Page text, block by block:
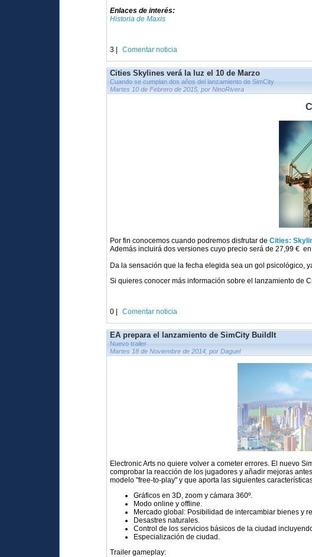
Enlaces de interés:
Historia de Maxis
3 | Comentar noticia
Cities Skylines verá la luz el 10 de Marzo
Cuando se cumplan dos años del lanzamiento de SimCity
Martes 10 de Febrero de 2015, por NinoRivera
Por fin conocemos cuando podremos disfrutar deCities:
Además incluirá dos versiones cuyo precio será de 27,99 €
Da la sensación que la fecha elegida sea un gol psicológico,
Si quieres conocer más información sobre el lanzamiento de
0 | Comentar noticia
EA prepara el lanzamiento de SimCity BuildIt
Nuevo trailer
Martes 18 de Noviembre de 2014, por Daguel
Electronic Arts no quiere volver a cometer errores. El nuevo
comprobar la reacción de los jugadores y añadir mejoras
modelo "free-to-play" y que aporta las siguientes
Gráficos en 3D, zoom y cámara 360º.
Modo online y offline.
Mercado global: Posibilidad de intercambiar bienes y
Desastres naturales.
Control de los servicios básicos de la ciudad
Especialización de ciudad.
Trailer gameplay: